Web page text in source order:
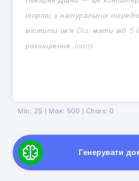
Min: 25 | Max: 500 | Chars: 0
Генерувати